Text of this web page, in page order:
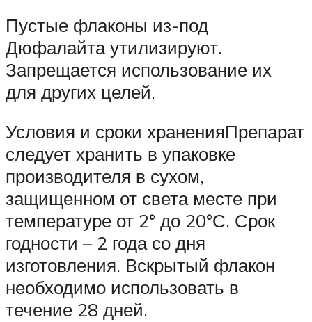
Пустые флаконы из-под
Дюфалайта утилизируют.
Запрещается использование их
для других целей.
Условия и сроки храненияПрепарат
следует хранить в упаковке
производителя в сухом,
защищенном от света месте при
температуре от 2° до 20°С. Срок
годности – 2 года со дня
изготовления. Вскрытый флакон
необходимо использовать в
течение 28 дней.